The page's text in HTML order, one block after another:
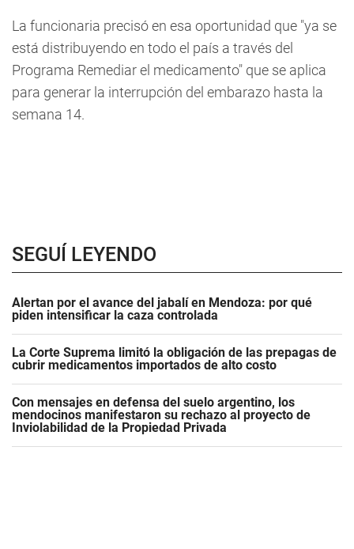
La funcionaria precisó en esa oportunidad que "ya se
está distribuyendo en todo el país a través del
Programa Remediar el medicamento" que se aplica
para generar la interrupción del embarazo hasta la
semana 14.
SEGUÍ LEYENDO
Alertan por el avance del jabalí en Mendoza: por qué
piden intensificar la caza controlada
La Corte Suprema limitó la obligación de las prepagas de
cubrir medicamentos importados de alto costo
Con mensajes en defensa del suelo argentino, los
mendocinos manifestaron su rechazo al proyecto de
Inviolabilidad de la Propiedad Privada